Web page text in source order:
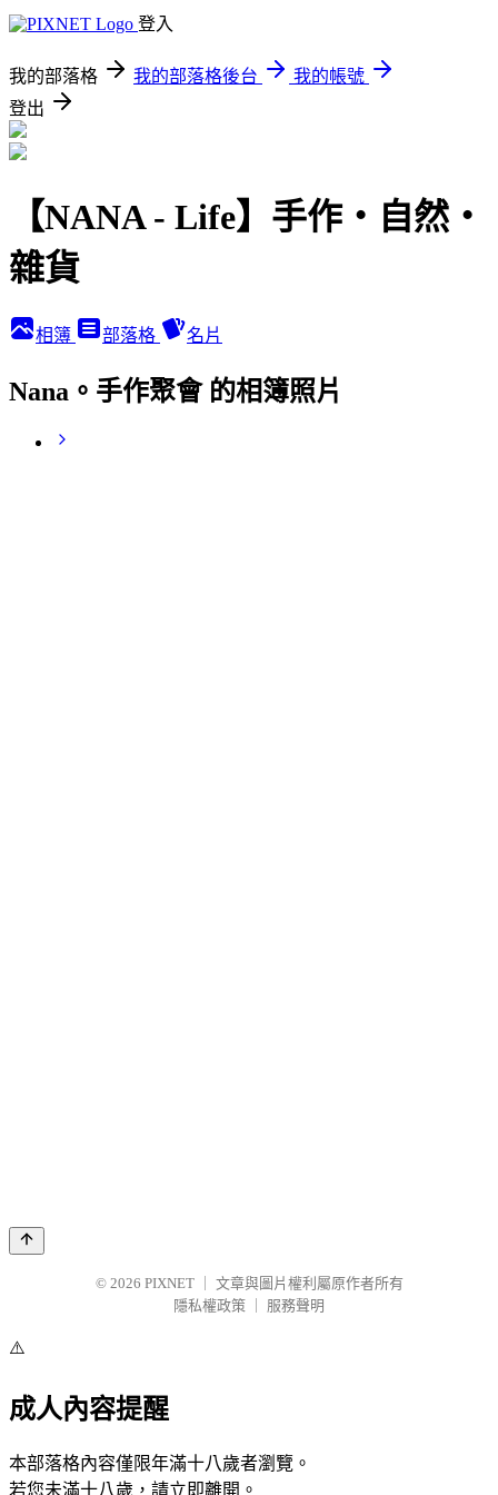
登入
我的部落格 我的部落格後台
我的帳號
登出
【NANA - Life】手作‧自然‧
雜貨
相簿 部落格 名片
Nana。手作聚會 的相簿照片
© 2026 PIXNET
文章與圖片權利屬原作者所有
隱私權政策
服務聲明
⚠️
成人內容提醒
本部落格內容僅限年滿十八歲者瀏覽。
若您未滿十八歲，請立即離開。